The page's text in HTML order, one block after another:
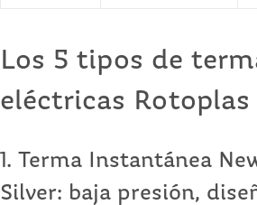
Los 5 tipos de
eléctricas Rotoplas
1. Terma Instantánea
Silver: baja presión,